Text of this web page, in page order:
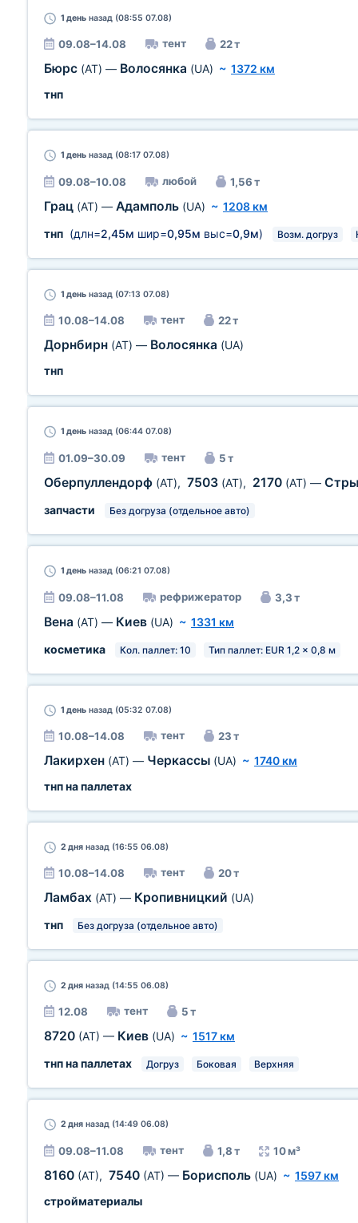
1 день назад (08:55 07.08)
09.08–14.08 тент 22 т
Бюрс (AT) — Волосянка (UA) ~ 1372 км
тнп
1 день назад (08:17 07.08)
09.08–10.08 любой 1,56 т
Грац (AT) — Адамполь (UA) ~ 1208 км
тнп (длн=2,45м шир=0,95м выс=0,9м) Возм. догруз
1 день назад (07:13 07.08)
10.08–14.08 тент 22 т
Дорнбирн (AT) — Волосянка (UA)
тнп
1 день назад (06:44 07.08)
01.09–30.09 тент 5 т
Оберпуллендорф (AT), 7503 (AT), 2170 (AT) —
запчасти Без догруза (отдельное авто)
1 день назад (06:21 07.08)
09.08–11.08 рефрижератор 3,3 т
Вена (AT) — Киев (UA) ~ 1331 км
косметика
Кол. паллет: 10 Тип паллет: EUR 1,2 x 0,8 м
1 день назад (05:32 07.08)
10.08–14.08 тент 23 т
Лакирхен (AT) — Черкассы (UA) ~ 1740 км
тнп на паллетах
2 дня назад (16:55 06.08)
10.08–14.08 тент 20 т
Ламбах (AT) — Кропивницкий (UA)
тнп
Без догруза (отдельное авто)
2 дня назад (14:55 06.08)
12.08 тент 5 т
8720 (AT) — Киев (UA) ~ 1517 км
тнп на паллетах
Догруз Боковая Верхняя
2 дня назад (14:49 06.08)
09.08–11.08 тент 1,8 т 10 м³
8160 (AT), 7540 (AT) — Борисполь (UA) ~ 1597 км
стройматериалы